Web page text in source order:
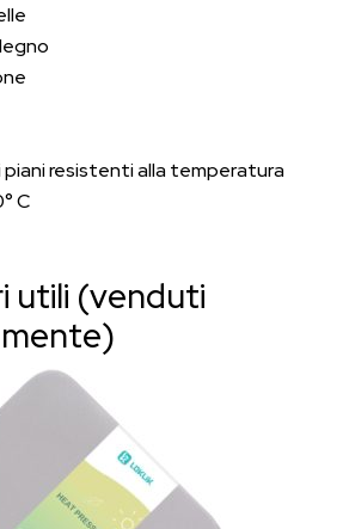
piani resistenti alla temperatura
C
utili (venduti